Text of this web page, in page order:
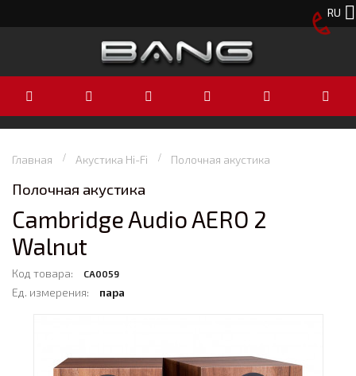
RU
Главная Акустика Hi-Fi Полочная акустика
Полочная акустика
Cambridge Audio AERO 2
Walnut
Код товара: CA0059
Ед. измерения: пара